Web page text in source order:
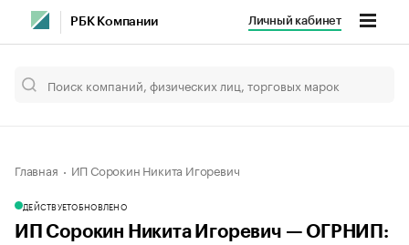
РБК Компании Личный кабинет
Главная ИП Сорокин Никита Игоревич
ДЕЙСТВУЕТОБНОВЛЕНО
ИП Сорокин Никита Игоревич — ОГРНИП: